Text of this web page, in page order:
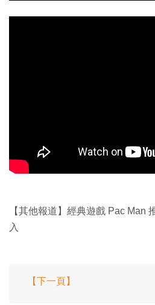
【其他報道】經典遊戲 Pac Man
入
【下一頁】